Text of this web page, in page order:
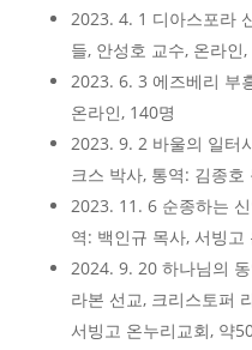
2023. 4. 1 디아스포라
들, 안성호 교수, 온라인,
2023. 6. 3 에즈베리 부
온라인, 140명
2023. 9. 2 바울의 일터
크스 박사, 통역: 김종
2023. 11. 6 순종하는
역: 백인규 목사, 서빙고
2024. 9. 20 하나님의
라본 선교, 크리스토퍼
서빙고 온누리교회, 약